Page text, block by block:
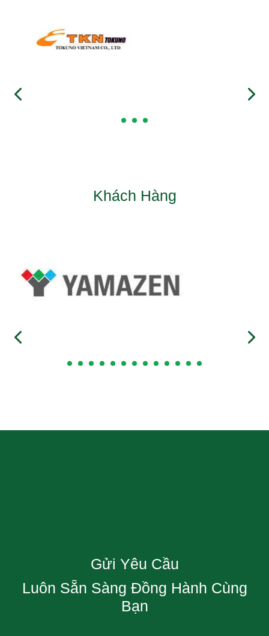
Khách Hàng
Gửi Yêu Cầu
Luôn Sẵn Sàng Đồng Hành Cùng
Bạn